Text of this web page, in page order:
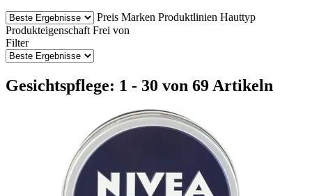
Preis Marken Produktlinien Hauttyp
Produkteigenschaft Frei von
Filter
Gesichtspflege: 1 - 30 von 69 Artikeln